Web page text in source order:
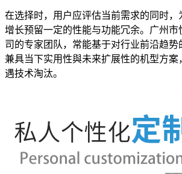
在选择时，用户应评估当前需求的同时，
增长预留一定的性能与功能冗余。广州市
司的专家团队，常能基于对行业前沿趋
兼具当下实用性與未来扩展性的机型方案
遇技术淘汰。